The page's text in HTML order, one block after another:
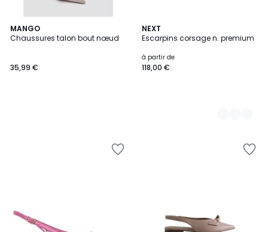
MANGO
Chaussures talon bout nœud
35,99 €
NEXT
Escarpins corsage n. premium
à partir de
118,00 €
2
Couleurs